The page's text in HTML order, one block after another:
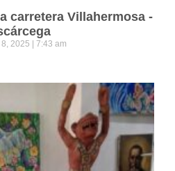
carretera Villahermosa -
2025 7:43 am